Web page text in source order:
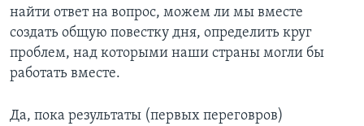
найти ответ на вопрос, можем ли мы вместе
создать общую повестку дня, определить круг
проблем, над которыми наши страны могли бы
работать вместе.
Да, пока результаты (первых переговров)